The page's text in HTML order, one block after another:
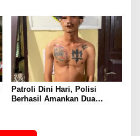
Patroli Dini Hari, Polisi
Berhasil Amankan Dua